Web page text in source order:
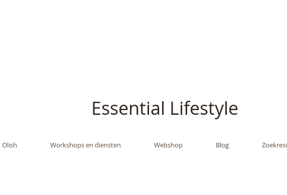
Essential Lifestyle
Olish Workshops en diensten Webshop Blog